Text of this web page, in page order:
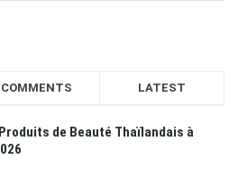
COMMENTS LATEST
de Beauté Thaïlandais à